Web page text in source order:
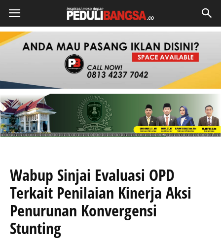
Wabup Sinjai Evaluasi OPD
Terkait Penilaian Kinerja Aksi
Penurunan Konvergensi
Stunting